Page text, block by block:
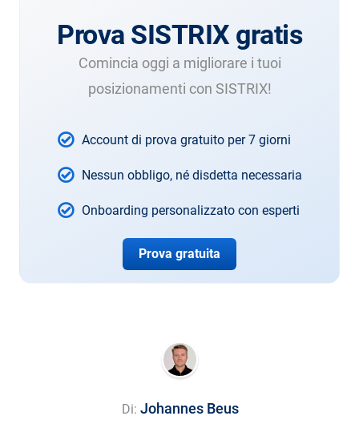
Prova SISTRIX gratis
Comincia oggi a migliorare i tuoi
posizionamenti con SISTRIX!
Account di prova gratuito per 7 giorni
Nessun obbligo, né disdetta necessaria
Onboarding personalizzato con esperti
Prova gratuita
Di: Johannes Beus